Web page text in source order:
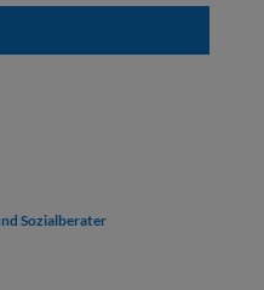
Sozialberater